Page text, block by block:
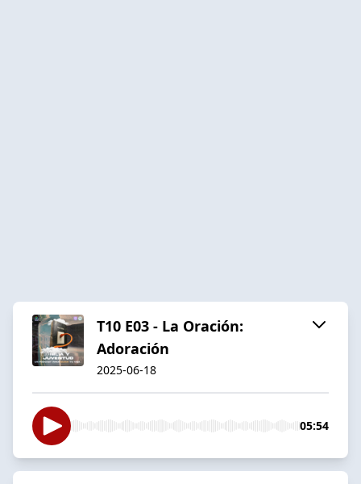
T10 E03 - La Oración:
Adoración
2025-06-18
05:54